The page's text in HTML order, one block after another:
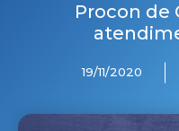
Procon de
19/11/2020